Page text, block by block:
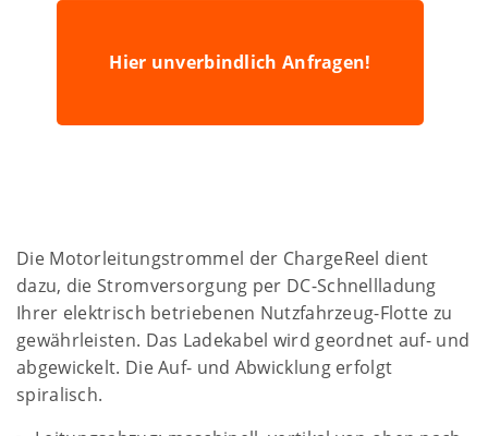
Hier unverbindlich Anfragen!
Die Motorleitungstrommel der ChargeReel dient
dazu, die Stromversorgung per DC-Schnellladung
Ihrer elektrisch betriebenen Nutzfahrzeug-Flotte zu
gewährleisten. Das Ladekabel wird geordnet auf- und
abgewickelt. Die Auf- und Abwicklung erfolgt
spiralisch.